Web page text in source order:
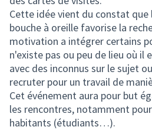
Cette idée vient du constat que
bouche à oreille favorise la
motivation a intégrer certains
n'existe pas ou peu de lieu où il
avec des inconnus sur le sujet
recruter pour un travail de
Cet événement aura pour but
les rencontres, notamment
habitants (étudiants…).